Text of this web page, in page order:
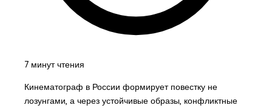
7 минут чтения
Кинематограф в России формирует повестку не
лозунгами, а через устойчивые образы, конфликтные